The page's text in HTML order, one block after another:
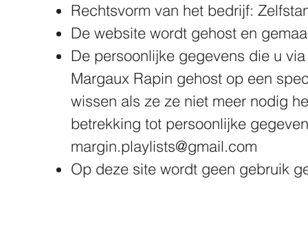
Rechtsvorm van het bedrijf:
De website wordt gehost en
De persoonlijke gegevens die u
Margaux Rapin gehost op een
wissen als ze ze niet meer nodig
betrekking tot persoonlijke
margin.playlists@gmail.com
Op deze site wordt geen gebruik